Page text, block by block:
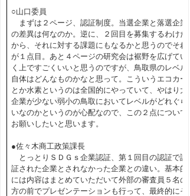
○山口委員
まずは２ページ、認証制度。当選企業と落選企業
の差異は何なのか。逆に、２回目を募集するわけだ
から、それに対する課題にもなるかと思うのでそれ
が１点目。あと４ページの研究会は裾野を広げてい
く上ですごくいいと思うのですが、鳥取県のレベル
自体はどんなものかなと思って。こういうエコカー
とか水素というのは全国的にやっていて、やはり大
企業が少ない弱小の鳥取においてレベルがどれぐら
いなのかというのが心配なので、この２点について
お願いしたいと思います。
●佐々木商工政策課長
とっとりＳＤＧｓ企業認証、第１回目の認証で認
証された企業とされなかった企業との違い。基本的
には内容はまとめていただいて外部の審査員５名の
方の前でプレゼンテーションも行って、最終的にそ